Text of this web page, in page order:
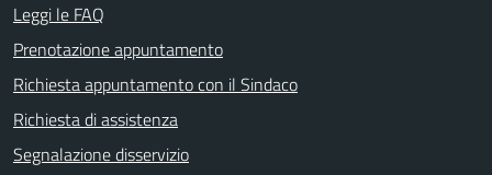
Leggi le FAQ
Prenotazione appuntamento
Richiesta appuntamento con il Sindaco
Richiesta di assistenza
Segnalazione disservizio